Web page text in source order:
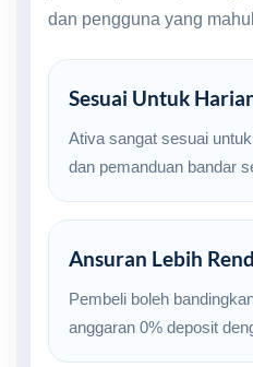
dan pengguna yang
Sesuai Untuk
Ativa sangat sesuai
dan pemanduan bandar
Ansuran Lebih
Pembeli boleh
anggaran 0% deposit